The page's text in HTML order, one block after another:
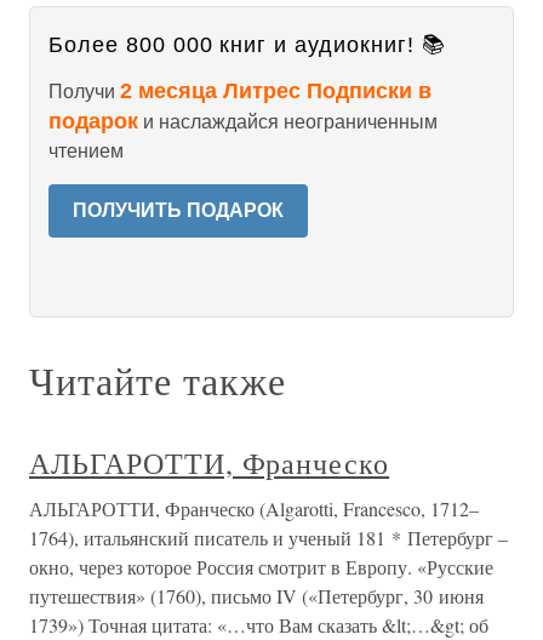
Более 800 000 книг и аудиокниг! 📚
Получи 2 месяца Литрес Подписки в
подарок и наслаждайся неограниченным
чтением
ПОЛУЧИТЬ ПОДАРОК
Читайте также
АЛЬГАРОТТИ, Франческо
АЛЬГАРОТТИ, Франческо (Algarotti, Francesco, 1712–
1764), итальянский писатель и ученый 181 * Петербург –
окно, через которое Россия смотрит в Европу. «Русские
путешествия» (1760), письмо IV («Петербург, 30 июня
1739») Точная цитата: «…что Вам сказать &lt;…&gt; об